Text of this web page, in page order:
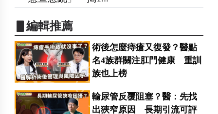
▋編輯推薦
術後怎麼痔瘡又復發？醫點
名4族群關注肛門健康 重訓
族也上榜
輸尿管反覆阻塞？醫：先找
出狹窄原因 長期引流可評